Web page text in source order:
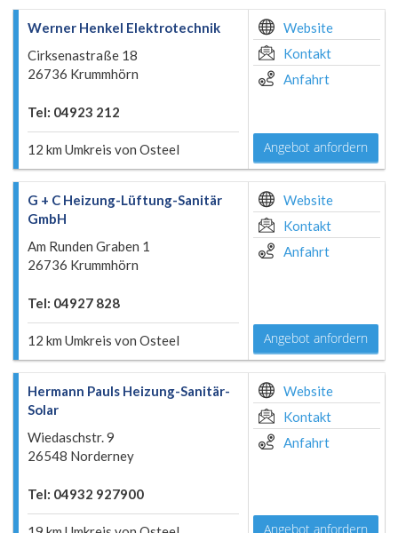
Werner Henkel Elektrotechnik
Cirksenastraße 18
26736 Krummhörn
Tel: 04923 212
12 km Umkreis von Osteel
Website
Kontakt
Anfahrt
Angebot anfordern
G + C Heizung-Lüftung-Sanitär
GmbH
Am Runden Graben 1
26736 Krummhörn
Tel: 04927 828
12 km Umkreis von Osteel
Website
Kontakt
Anfahrt
Angebot anfordern
Hermann Pauls Heizung-Sanitär-
Solar
Wiedaschstr. 9
26548 Norderney
Tel: 04932 927900
Website
Kontakt
Anfahrt
Angebot anfordern